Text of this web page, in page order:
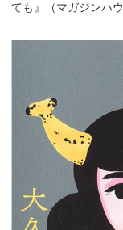
ても』（マガジンハウ